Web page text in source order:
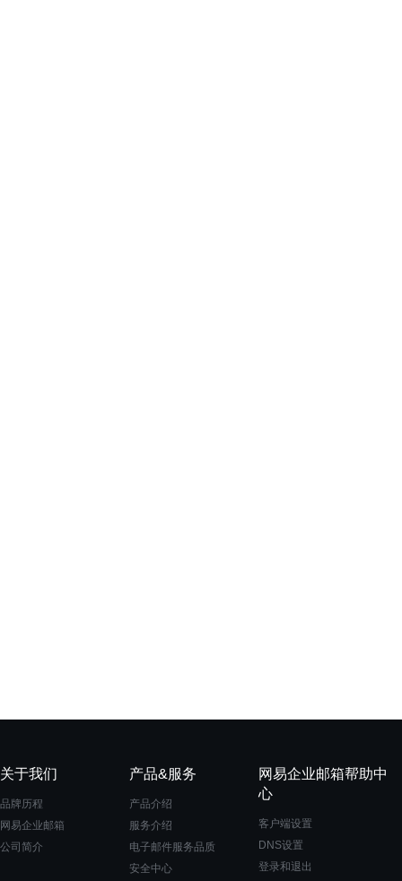
关于我们
品牌历程
网易企业邮箱
公司简介
产品&服务
产品介绍
服务介绍
电子邮件服务品质
安全中心
网易企业邮箱帮助中
心
客户端设置
DNS设置
登录和退出